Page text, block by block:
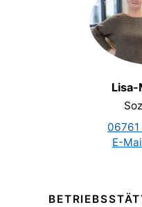
Lisa-
E-